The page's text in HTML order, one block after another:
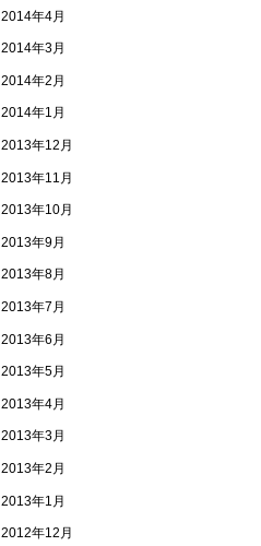
2014年4月
2014年3月
2014年2月
2014年1月
2013年12月
2013年11月
2013年10月
2013年9月
2013年8月
2013年7月
2013年6月
2013年5月
2013年4月
2013年3月
2013年2月
2013年1月
2012年12月